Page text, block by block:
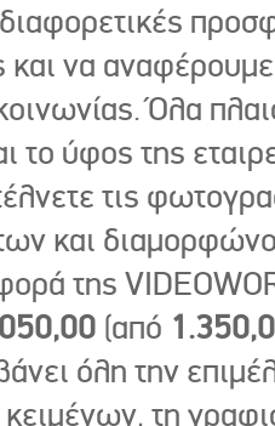
να
Όλα
το ύφος της
τις
και
της
(από
όλη την
τη